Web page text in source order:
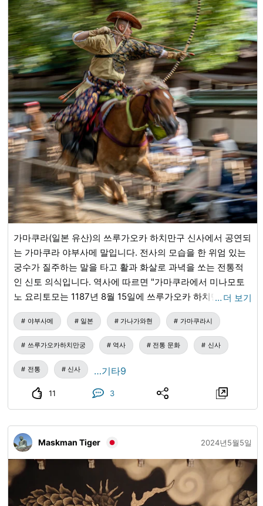
가마쿠라(일본 유산)의 쓰루가오카 하치만구 신사에서 공연되
는 가마쿠라 야부사메 말입니다. 전사의 모습을 한 위엄 있는
궁수가 질주하는 말을 타고 활과 화살로 과녁을 쏘는 전통적
인 신토 의식입니다. 역사에 따르면 "가마쿠라에서 미나모토
노 요리토모는 1187년 8월 15일에 쓰루가오카 하치만구 신사
에 처음으로 봉납했습니다." 이 야부사메 신사 의식은 매년 열
리는 쓰루가오카 하치만구 신사 대축제(9월 16일)에도 거행되
고 있습니다. 가마쿠라 시대의 숨결을 느낄 수 있는 용감하고
엄숙한 신토 의식입니다. 유서 깊은 마을의 전통 행사에서 역
사를 느껴보십시오.
… 더 보기
야부사메 일본 가나가와현 가마쿠라시
쓰루가오카하치만궁 역사 전통 문화 신사
전통 신사 …기타9
11 3
Maskman Tiger 2024년5월5일